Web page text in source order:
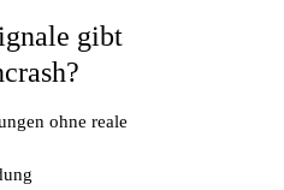
gibt
ohne reale